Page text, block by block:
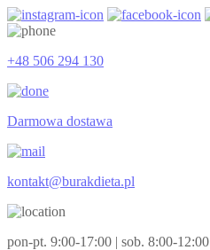
+48 506 294 130
Darmowa dostawa
kontakt@burakdieta.pl
pon-pt. 9:00-17:00 | sob. 8:00-12:00